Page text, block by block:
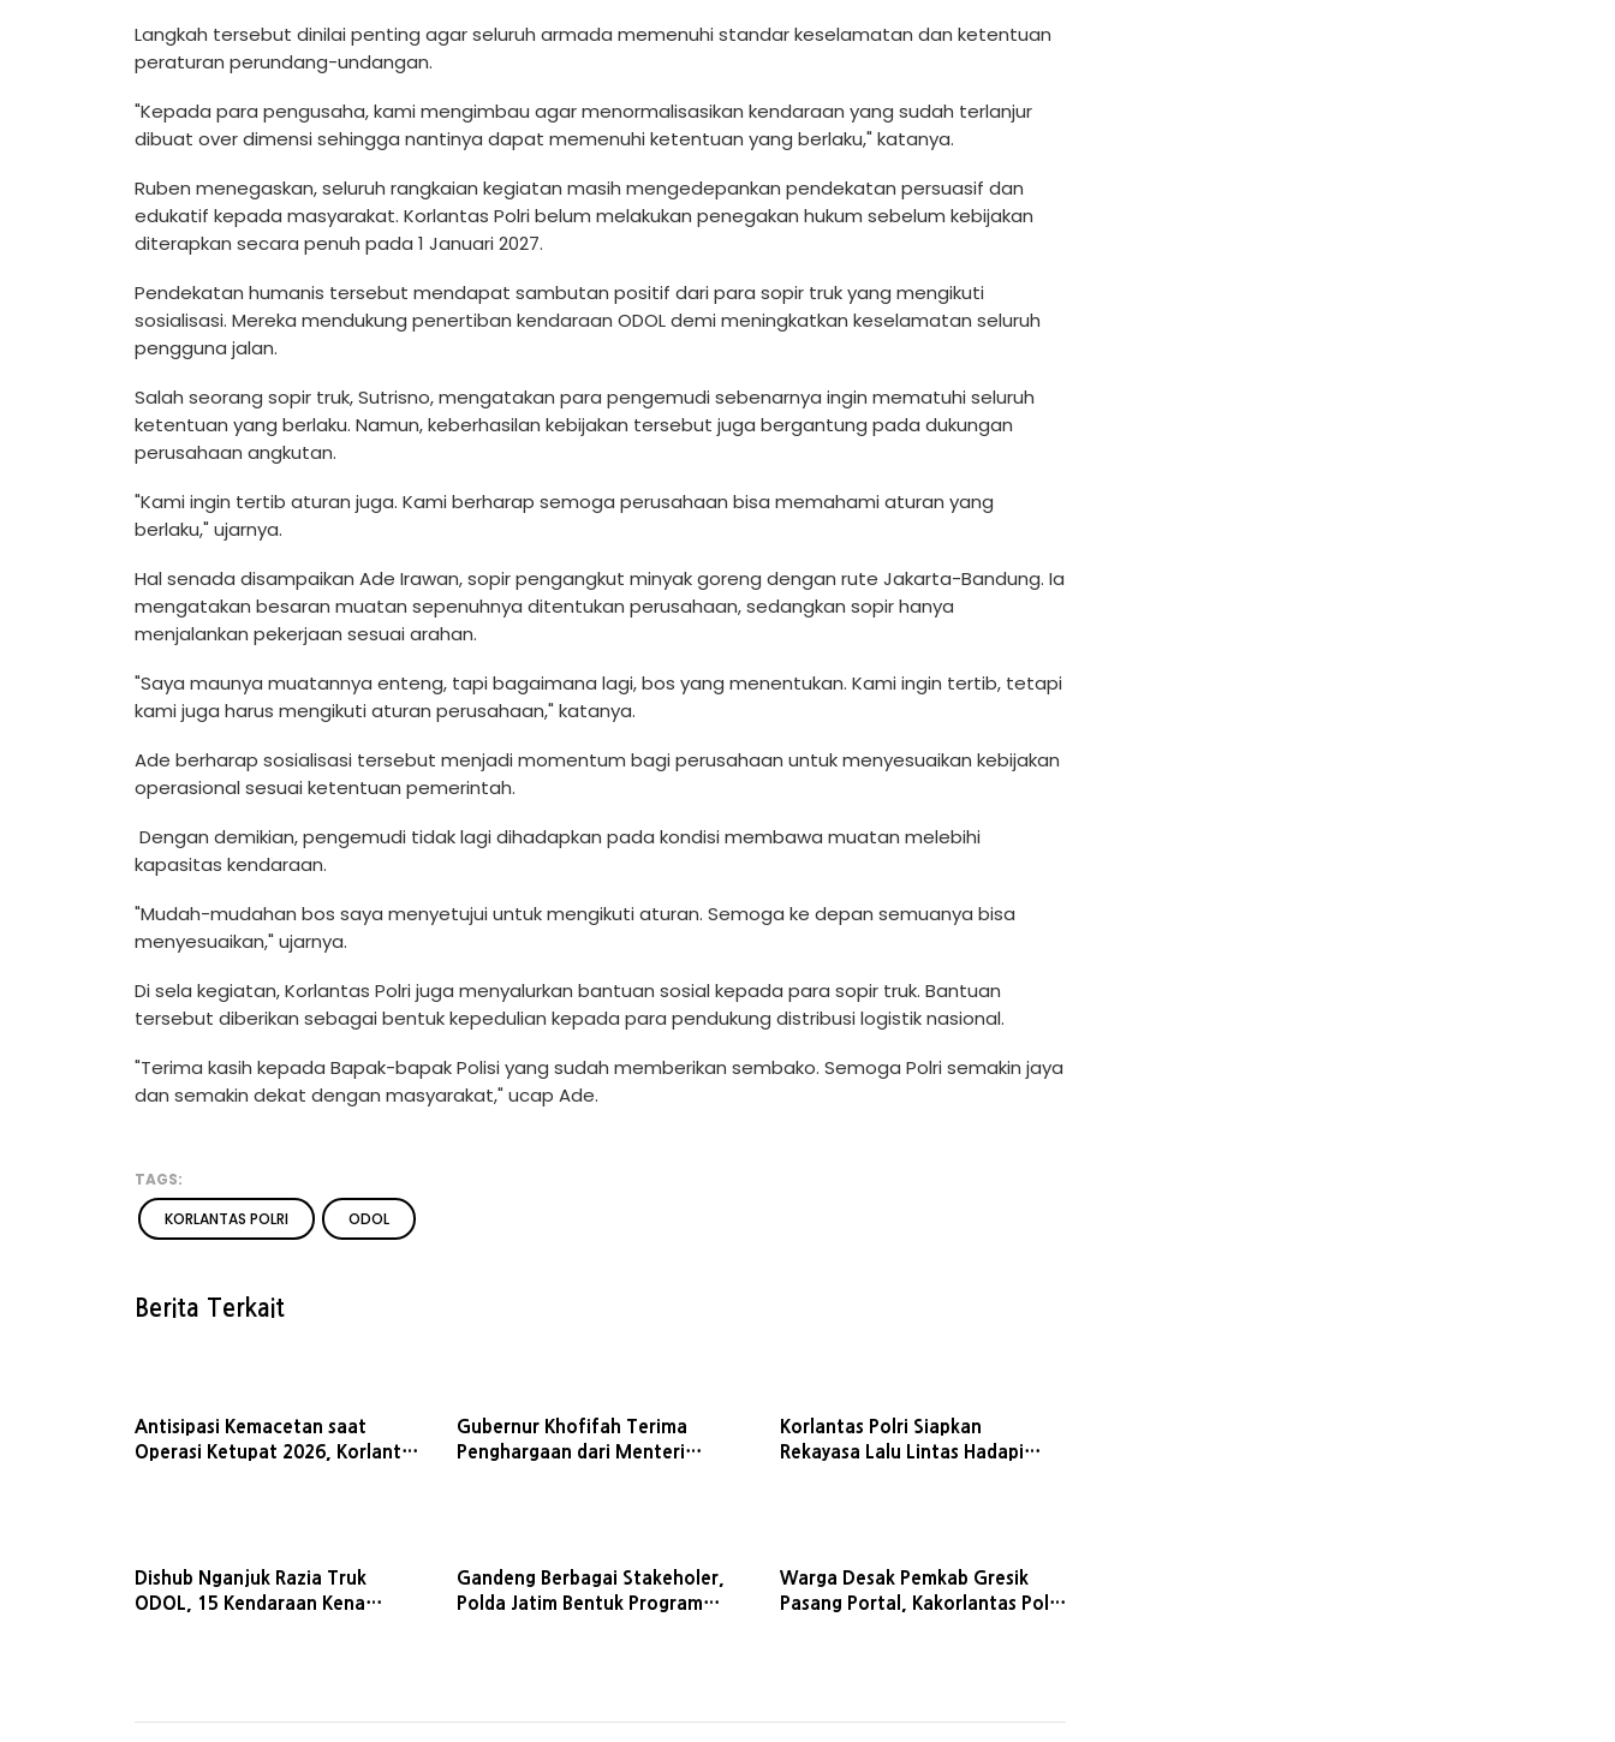
Langkah tersebut dinilai penting agar seluruh armada memenuhi standar keselamatan dan ketentuan
peraturan perundang-undangan.
"Kepada para pengusaha, kami mengimbau agar menormalisasikan kendaraan yang sudah terlanjur
dibuat over dimensi sehingga nantinya dapat memenuhi ketentuan yang berlaku," katanya.
Ruben menegaskan, seluruh rangkaian kegiatan masih mengedepankan pendekatan persuasif dan
edukatif kepada masyarakat. Korlantas Polri belum melakukan penegakan hukum sebelum kebijakan
diterapkan secara penuh pada 1 Januari 2027.
Pendekatan humanis tersebut mendapat sambutan positif dari para sopir truk yang mengikuti
sosialisasi. Mereka mendukung penertiban kendaraan ODOL demi meningkatkan keselamatan seluruh
pengguna jalan.
Salah seorang sopir truk, Sutrisno, mengatakan para pengemudi sebenarnya ingin mematuhi seluruh
ketentuan yang berlaku. Namun, keberhasilan kebijakan tersebut juga bergantung pada dukungan
perusahaan angkutan.
"Kami ingin tertib aturan juga. Kami berharap semoga perusahaan bisa memahami aturan yang
berlaku," ujarnya.
Hal senada disampaikan Ade Irawan, sopir pengangkut minyak goreng dengan rute Jakarta-Bandung. Ia
mengatakan besaran muatan sepenuhnya ditentukan perusahaan, sedangkan sopir hanya
menjalankan pekerjaan sesuai arahan.
"Saya maunya muatannya enteng, tapi bagaimana lagi, bos yang menentukan. Kami ingin tertib, tetapi
kami juga harus mengikuti aturan perusahaan," katanya.
Ade berharap sosialisasi tersebut menjadi momentum bagi perusahaan untuk menyesuaikan kebijakan
operasional sesuai ketentuan pemerintah.
Dengan demikian, pengemudi tidak lagi dihadapkan pada kondisi membawa muatan melebihi
kapasitas kendaraan.
"Mudah-mudahan bos saya menyetujui untuk mengikuti aturan. Semoga ke depan semuanya bisa
menyesuaikan," ujarnya.
Di sela kegiatan, Korlantas Polri juga menyalurkan bantuan sosial kepada para sopir truk. Bantuan
tersebut diberikan sebagai bentuk kepedulian kepada para pendukung distribusi logistik nasional.
"Terima kasih kepada Bapak-bapak Polisi yang sudah memberikan sembako. Semoga Polri semakin jaya
dan semakin dekat dengan masyarakat," ucap Ade.
TAGS:
KORLANTAS POLRI
ODOL
Berita Terkait
Antisipasi Kemacetan saat
Operasi Ketupat 2026, Korlantas
Gubernur Khofifah Terima
Penghargaan dari Menteri
Korlantas Polri Siapkan
Rekayasa Lalu Lintas Hadapi
Dishub Nganjuk Razia Truk
ODOL, 15 Kendaraan Kena
Gandeng Berbagai Stakeholer,
Polda Jatim Bentuk Program
Warga Desak Pemkab Gresik
Pasang Portal, Kakorlantas Polri: